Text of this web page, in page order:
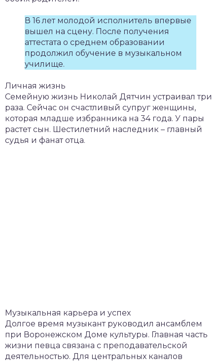
В 16 лет молодой исполнитель впервые
вышел на сцену. После получения
аттестата о среднем образовании
продолжил обучение в музыкальном
училище.
Личная жизнь
Семейную жизнь Николай Дятчин устраивал три
раза. Сейчас он счастливый супруг женщины,
которая младше избранника на 34 года. У пары
растет сын. Шестилетний наследник – главный
судья и фанат отца.
Музыкальная карьера и успех
Долгое время музыкант руководил ансамблем
при Воронежском Доме культуры. Главная часть
жизни певца связана с преподавательской
деятельностью. Для центральных каналов